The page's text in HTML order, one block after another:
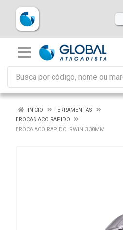
INÍCIO
FERRAMENTAS
BROCAS ACO RAPIDO
BROCA ACO RAPIDO IRWIN 3.30MM